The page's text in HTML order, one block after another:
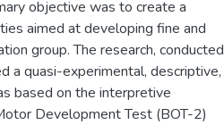
objective was to create a
aimed at developing fine and
group. The research, conducted
a quasi-experimental, descriptive,
based on the interpretive
Development Test (BOT-2)